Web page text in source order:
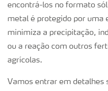
encontrá-los no formato
metal é protegido por uma
minimiza a precipitação,
ou a reação com outros
agrícolas.
Vamos entrar em detalhes